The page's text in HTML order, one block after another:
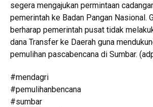
segera mengajukan permintaan
pemerintah ke Badan Pangan Nasional.
berharap pemerintah pusat tidak
dana Transfer ke Daerah guna
pemulihan pascabencana di Sumbar.
#mendagri
#pemulihanbencana
#sumbar